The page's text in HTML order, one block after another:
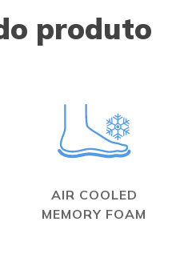
produto
AIR COOLED
MEMORY FOAM